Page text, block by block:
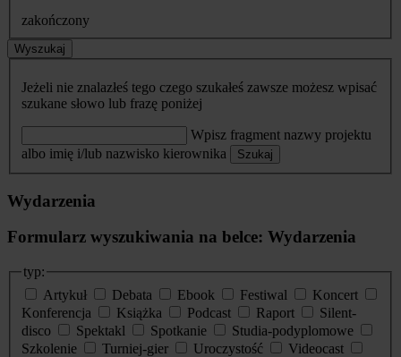
zakończony
Wyszukaj
Jeżeli nie znalazłeś tego czego szukałeś zawsze możesz wpisać
szukane słowo lub frazę poniżej
Wpisz fragment nazwy projektu
albo imię i/lub nazwisko kierownika
Szukaj
Wydarzenia
Formularz wyszukiwania na belce: Wydarzenia
typ:
Artykuł
Debata Ebook Festiwal
Koncert
Konferencja
Książka Podcast Raport
Silent-
disco
Spektakl Spotkanie
Studia-podyplomowe
Szkolenie
Turniej-gier Uroczystość
Videocast